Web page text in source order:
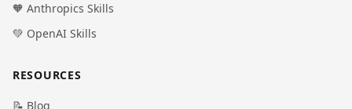
🧡 Anthropics Skills
💚 OpenAI Skills
RESOURCES
📝 Blog